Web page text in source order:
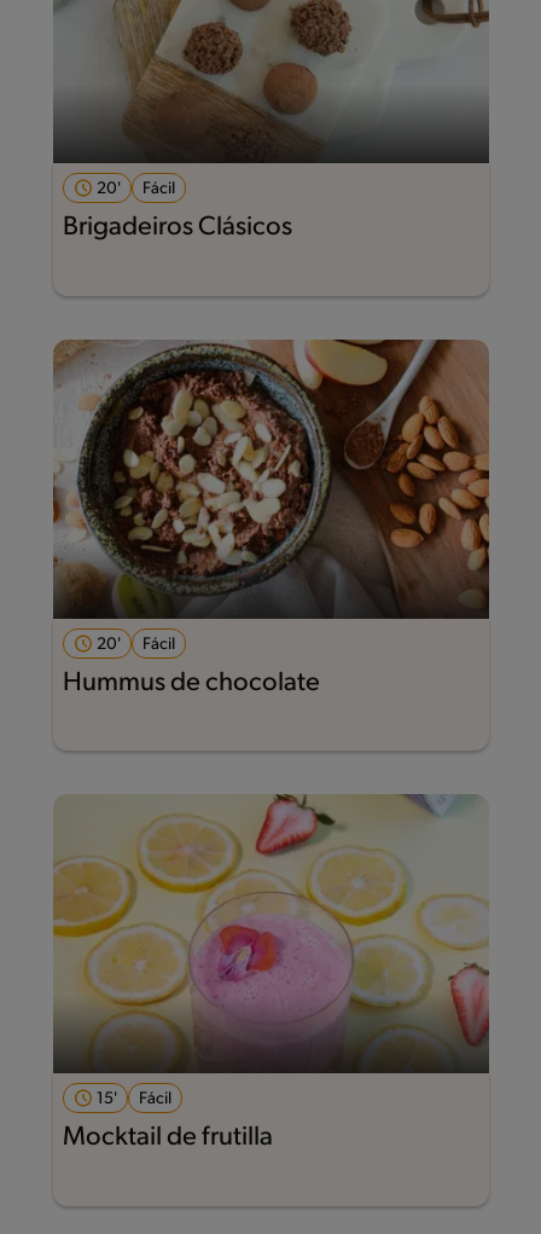
20' Fácil
Brigadeiros Clásicos
20' Fácil
Hummus de chocolate
15' Fácil
Mocktail de frutilla